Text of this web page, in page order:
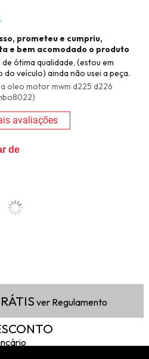
prometeu e cumpriu,
e bem acomodado o produto
ótima qualidade, (estou em
do veículo) ainda não usei a peça.
oleo motor mwm d225 d226
avaliações
de
ver Regulamento